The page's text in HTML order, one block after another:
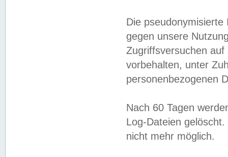
Die
gegen unsere
Zugriffsversuchen
vorbehalten, unter
personenbezogenen
Nach 60 Tagen
Log-Dateien
nicht mehr möglich.